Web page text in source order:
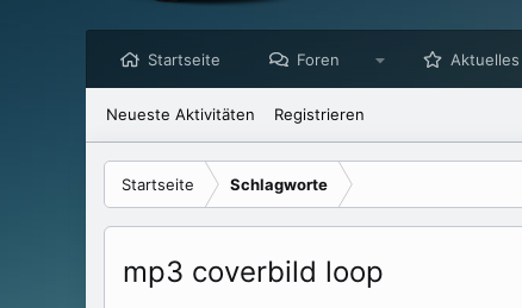
Startseite Foren Aktuelles
Neueste Aktivitäten Registrieren
Startseite Schlagworte
mp3 coverbild loop